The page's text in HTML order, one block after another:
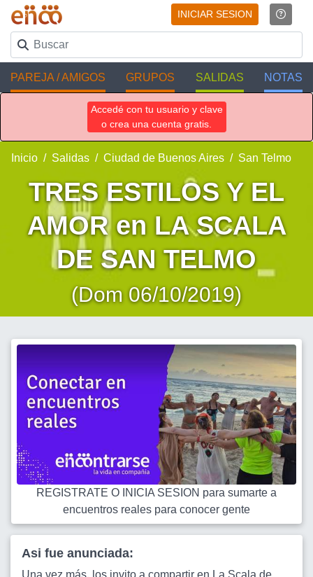
INICIAR SESION
PAREJA / AMIGOS GRUPOS SALIDAS NOTAS
Accedé con tu usuario y clave
o crea una cuenta gratis.
Inicio Salidas Ciudad de Buenos Aires San Telmo
TRES ESTILOS Y EL
AMOR en LA SCALA
DE SAN TELMO
(Dom 06/10/2019)
REGISTRATE O INICIA SESION para sumarte a
encuentros reales para conocer gente
Asi fue anunciada:
Una vez más, los invito a compartir en La Scala de